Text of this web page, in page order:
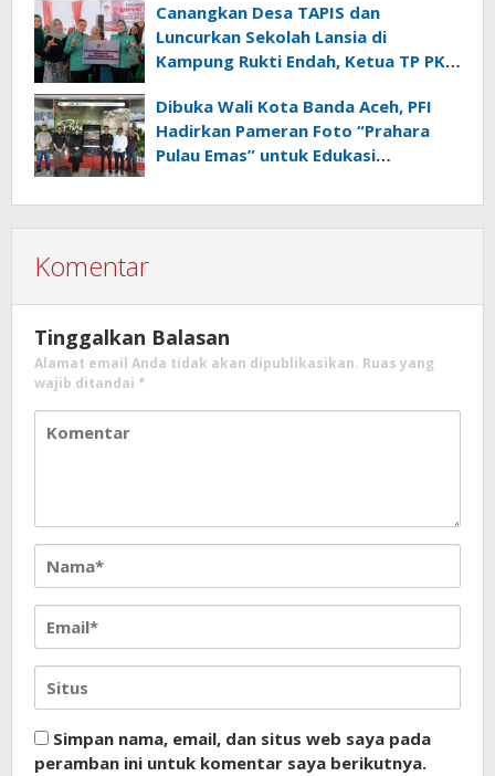
Canangkan Desa TAPIS dan
Luncurkan Sekolah Lansia di
Kampung Rukti Endah, Ketua TP PKK
SDM Dimulai dari Desa
Dibuka Wali Kota Banda Aceh, PFI
Hadirkan Pameran Foto “Prahara
Pulau Emas” untuk Edukasi
Komentar
Tinggalkan Balasan
Alamat email Anda tidak akan dipublikasikan. Ruas yang
wajib ditandai *
Simpan nama, email, dan situs web saya pada
peramban ini untuk komentar saya berikutnya.